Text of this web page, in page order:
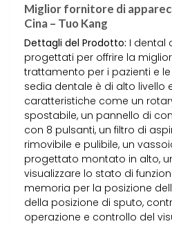
Miglior fornitore di
Cina – Tuo Kang
Dettagli del Prodotto: I dental
progettati per offrire la
trattamento per i pazienti e
sedia dentale è di alto livello
caratteristiche come un
spostabile, un pannello di
con 8 pulsanti, un filtro di
rimovibile e pulibile, un
progettato montato in alto,
visualizzare lo stato di
memoria per la posizione
della posizione di sputo,
operazione e controllo del